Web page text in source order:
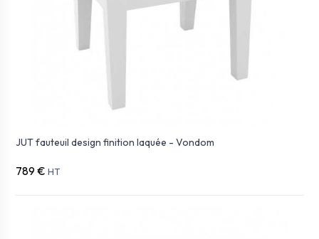
JUT fauteuil design finition laquée - Vondom
789 € HT